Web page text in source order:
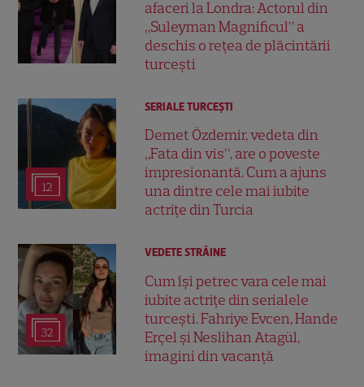
afaceri la Londra: Actorul din
„Suleyman Magnificul” a
deschis o rețea de plăcintării
turcești
12
SERIALE TURCEŞTI
Demet Özdemir, vedeta din
„Fata din vis”, are o poveste
impresionantă. Cum a ajuns
una dintre cele mai iubite
actrițe din Turcia
32
VEDETE STRĂINE
Cum își petrec vara cele mai
iubite actrițe din serialele
turcești. Fahriye Evcen, Hande
Erçel și Neslihan Atagül,
imagini din vacanță